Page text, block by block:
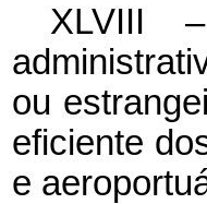
XLVIII
ou
eficiente
e